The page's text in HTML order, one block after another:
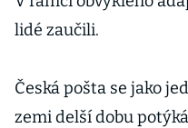
lidé zaučili.
Česká pošta se jako
zemi delší dobu